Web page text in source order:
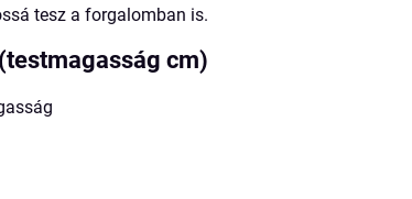
tesz a forgalomban is.
cm)